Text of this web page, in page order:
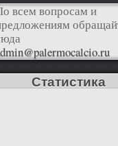
всем вопросам и
Статистика